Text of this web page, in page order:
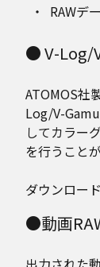
RAWデ
● V-Log/
ATOMOS社
Log/V-
してカラー
を行うこと
ダウンロー
●動画